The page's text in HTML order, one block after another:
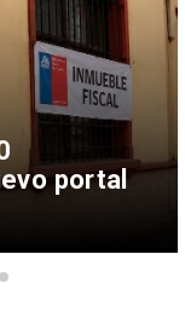
portal